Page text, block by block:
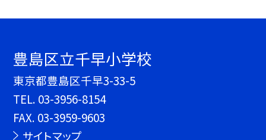
豊島区立千早小学校
東京都豊島区千早3-33-5
TEL. 03-3956-8154
FAX. 03-3959-9603
サイトマップ